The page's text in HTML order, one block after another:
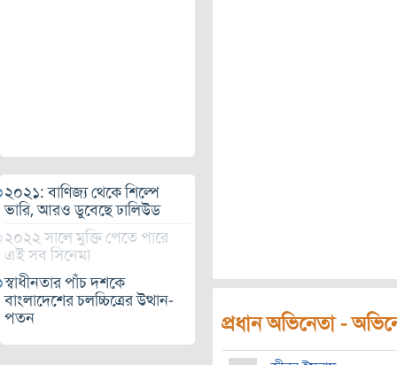
২০২১: বাণিজ্য থেকে শিল্পে
ভারি, আরও ডুবেছে ঢালিউড
২০২২ সালে মুক্তি পেতে পারে
এই সব সিনেমা
স্বাধীনতার পাঁচ দশকে
বাংলাদেশের চলচ্চিত্রের উত্থান-
পতন
প্রধান অভিনেতা -